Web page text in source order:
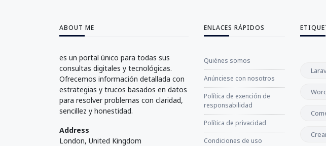
ABOUT ME
es un portal único para todas sus
consultas digitales y tecnológicas.
Ofrecemos información detallada con
estrategias y trucos basados en datos
para resolver problemas con claridad,
sencillez y honestidad.
Address
London, United Kingdom
ENLACES RÁPIDOS
Quiénes somos
Anúnciese con nosotros
Política de exención de
responsabilidad
Política de privacidad
Condiciones de uso